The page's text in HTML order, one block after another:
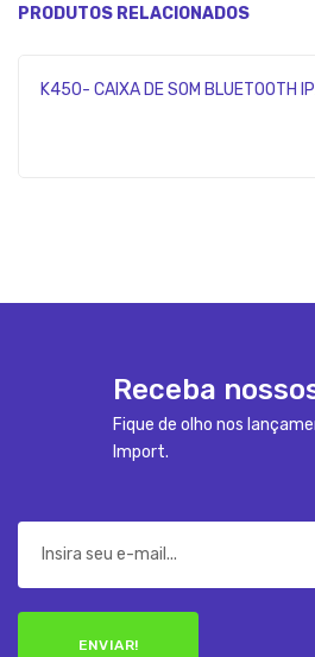
PRODUTOS RELACIONADOS
K450- CAIXA DE SOM BLUETOOTH
Receba
Fique de olho nos
Import.
ENVIAR!